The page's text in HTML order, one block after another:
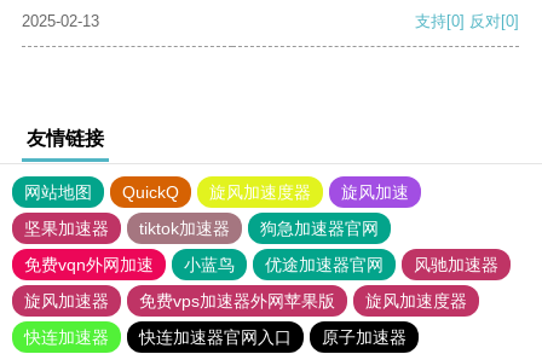
2025-02-13 支持[0] 反对[0]
友情链接
网站地图 QuickQ 旋风加速度器
旋风加速
坚果加速器
tiktok加速器
狗急加速器官网
免费vqn外网加速
小蓝鸟 优途加速器官网
风驰加速器
旋风加速器
免费vps加速器外网苹果版
旋风加速度器
快连加速器
快连加速器官网入口 原子加速器